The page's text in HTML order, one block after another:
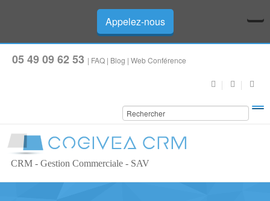
Appelez-nous
05 49 09 62 53 | FAQ | Blog | Web Conférence
CRM - Gestion Commerciale - SAV